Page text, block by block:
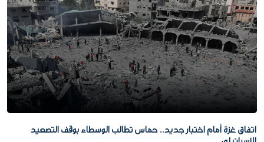
اتفاق غزة أمام اختبار جديد.. حماس تطالب الوسطاء بوقف التصعيد